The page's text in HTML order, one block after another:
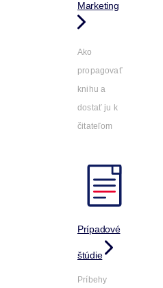
Marketing
Ako
propagovať
knihu a
dostať ju k
čitateľom
Prípadové
štúdie
Príbehy